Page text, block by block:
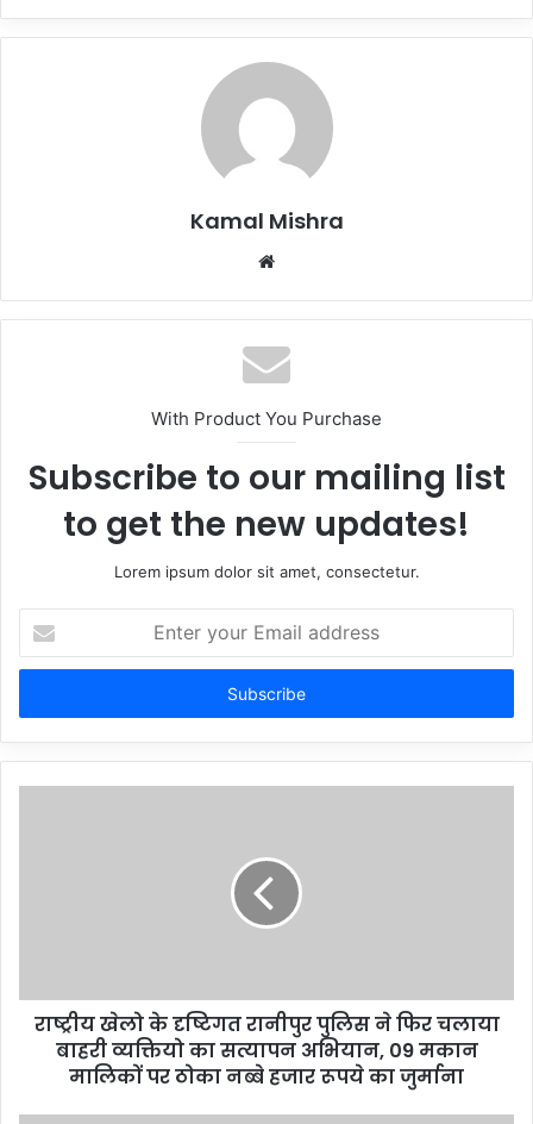
Kamal Mishra
Website
With Product You Purchase
Subscribe to our mailing list
to get the new updates!
Lorem ipsum dolor sit amet, consectetur.
your
Email
राष्ट्रीय खेलो के दृष्टिगत रानीपुर पुलिस ने फिर चलाया
बाहरी व्यक्तियो का सत्यापन अभियान, 09 मकान
मालिकों पर ठोका नब्बे हजार रूपये का जुर्माना